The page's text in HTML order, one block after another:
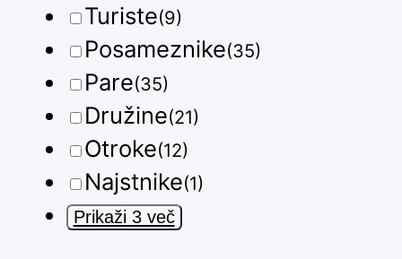
Turiste(9)
Posameznike(35)
Pare(35)
Družine(21)
Otroke(12)
Najstnike(1)
Prikaži 3 več